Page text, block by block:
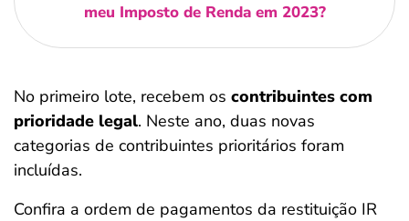
meu Imposto de Renda em 2023?
No primeiro lote, recebem os contribuintes com
prioridade legal. Neste ano, duas novas
categorias de contribuintes prioritários foram
incluídas.
Confira a ordem de pagamentos da restituição IR